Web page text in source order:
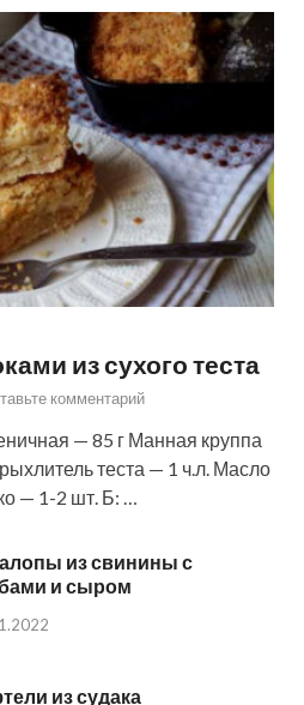
из сухого теста
комментарий
— 85 г Манная круппа
теста — 1 ч.л. Масло
— 1-2 шт. Б: …
из свинины с
и сыром
из судака